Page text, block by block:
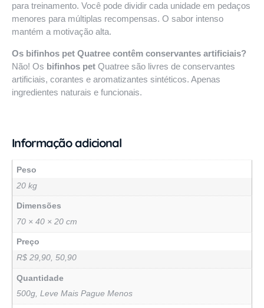
para treinamento. Você pode dividir cada unidade em pedaços
menores para múltiplas recompensas. O sabor intenso
mantém a motivação alta.
Os bifinhos pet Quatree contêm conservantes artificiais?
Não! Os bifinhos pet Quatree são livres de conservantes
artificiais, corantes e aromatizantes sintéticos. Apenas
ingredientes naturais e funcionais.
Informação adicional
Peso
20 kg
Dimensões
70 × 40 × 20 cm
Preço
R$ 29,90, 50,90
Quantidade
500g, Leve Mais Pague Menos